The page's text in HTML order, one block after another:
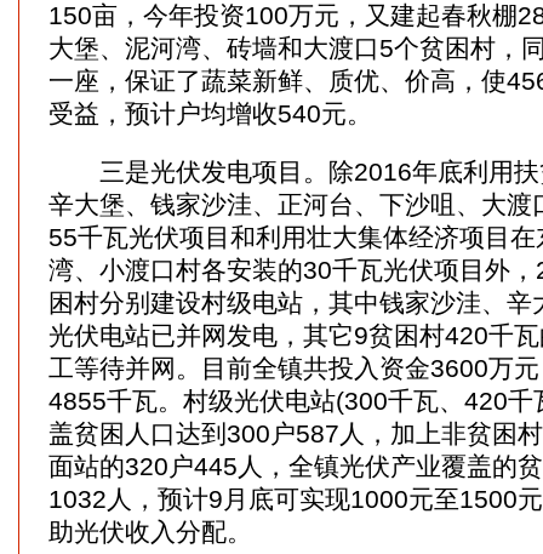
150亩，今年投资100万元，又建起春秋棚
大堡、泥河湾、砖墙和大渡口5个贫困村，
一座，保证了蔬菜新鲜、质优、价高，使
受益，预计户均增收540元。
三是光伏发电项目。除2016年底利用扶
辛大堡、钱家沙洼、正河台、下沙咀、大渡
55千瓦光伏项目和利用壮大集体经济项目
湾、小渡口村各安装的30千瓦光伏项目外
困村分别建设村级电站，其中钱家沙洼、
光伏电站已并网发电，其它9贫困村420千
工等待并网。目前全镇共投入资金3600万
4855千瓦。村级光伏电站(300千瓦、420千
盖贫困人口达到300户587人，加上非贫困
面站的320户445人，全镇光伏产业覆盖的
1032人，预计9月底可实现1000元至1500
助光伏收入分配。